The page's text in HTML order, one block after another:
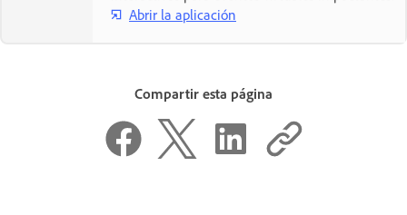
Abrir la aplicación
Compartir esta página